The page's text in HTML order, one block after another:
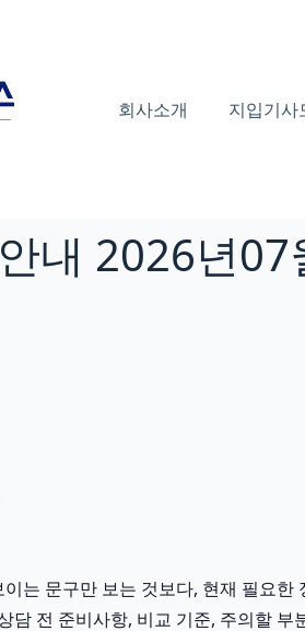
회사소개 지입기사
내 2026년
는 문구만 보는 것보다, 현재 필요
담 전 준비사항, 비교 기준, 주의할